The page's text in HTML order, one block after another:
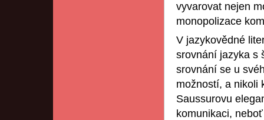
vyvarovat nejen
monopolizace
V jazykovědné
srovnání jazyka s
srovnání se u
možností, a nikoli
Saussurovu
komunikaci,